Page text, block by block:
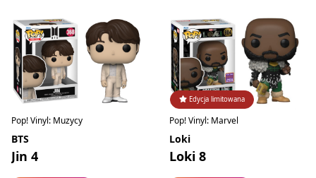
Pop! Vinyl: Muzycy
BTS
Jin 4
Edycja limitowana
Pop! Vinyl: Marvel
Loki
Loki 8